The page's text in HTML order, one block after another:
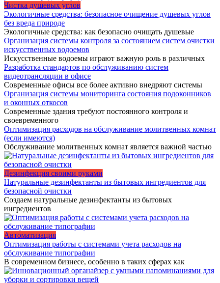
Чистка душевых углов
Экологичные средства: безопасное очищение душевых углов
без вреда природе
Экологичные средства: как безопасно очищать душевые
Организация системы контроля за состоянием систем очистки
искусственных водоемов
Искусственные водоемы играют важную роль в различных
Разработка стандартов по обслуживанию систем
видеотрансляции в офисе
Современные офисы все более активно внедряют системы
Организация системы мониторинга состояния подоконников
и оконных откосов
Современные здания требуют постоянного контроля и
своевременного
Оптимизация расходов на обслуживание молитвенных комнат
(если имеются)
Обслуживание молитвенных комнат является важной частью
Дезинфекция своими руками
Натуральные дезинфектанты из бытовых ингредиентов для
безопасной очистки
Создаем натуральные дезинфектанты из бытовых
ингредиентов
Автоматизация
Оптимизация работы с системами учета расходов на
обслуживание типографии
В современном бизнесе, особенно в таких сферах как